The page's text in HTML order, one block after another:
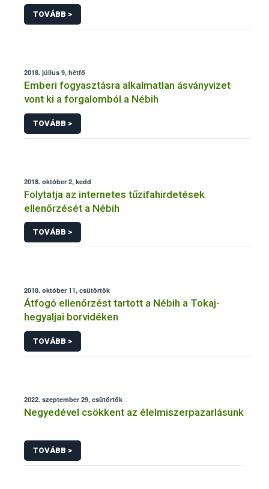
TOVÁBB >
2018. július 9, hétfő
Emberi fogyasztásra alkalmatlan ásványvizet
vont ki a forgalomból a Nébih
TOVÁBB >
2018. október 2, kedd
Folytatja az internetes tűzifahirdetések
ellenőrzését a Nébih
TOVÁBB >
2018. október 11, csütörtök
Átfogó ellenőrzést tartott a Nébih a Tokaj-
hegyaljai borvidéken
TOVÁBB >
2022. szeptember 29, csütörtök
Negyedével csökkent az élelmiszerpazarlásunk
TOVÁBB >